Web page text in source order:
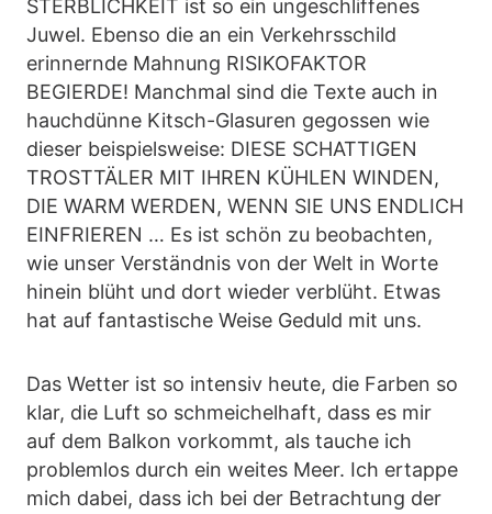
STERBLICHKEIT ist so ein ungeschliffenes
Juwel. Ebenso die an ein Verkehrsschild
erinnernde Mahnung RISIKOFAKTOR
BEGIERDE! Manchmal sind die Texte auch in
hauchdünne Kitsch-Glasuren gegossen wie
dieser beispielsweise: DIESE SCHATTIGEN
TROSTTÄLER MIT IHREN KÜHLEN WINDEN,
DIE WARM WERDEN, WENN SIE UNS ENDLICH
EINFRIEREN … Es ist schön zu beobachten,
wie unser Verständnis von der Welt in Worte
hinein blüht und dort wieder verblüht. Etwas
hat auf fantastische Weise Geduld mit uns.
Das Wetter ist so intensiv heute, die Farben so
klar, die Luft so schmeichelhaft, dass es mir
auf dem Balkon vorkommt, als tauche ich
problemlos durch ein weites Meer. Ich ertappe
mich dabei, dass ich bei der Betrachtung der